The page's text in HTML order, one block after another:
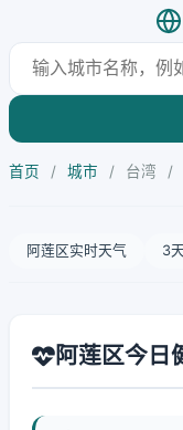
首页 / 城市 / 台湾 /
阿莲区实时天气 3
阿莲区今日